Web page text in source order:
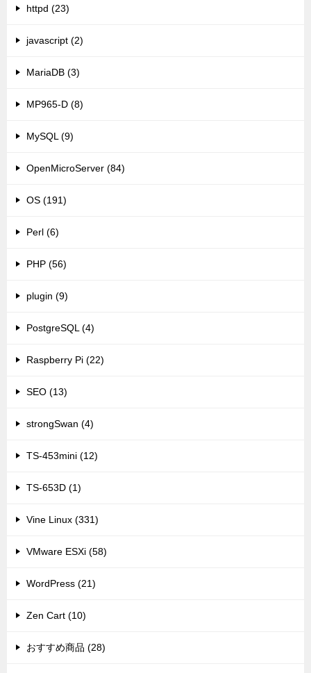
httpd (23)
javascript (2)
MariaDB (3)
MP965-D (8)
MySQL (9)
OpenMicroServer (84)
OS (191)
Perl (6)
PHP (56)
plugin (9)
PostgreSQL (4)
Raspberry Pi (22)
SEO (13)
strongSwan (4)
TS-453mini (12)
TS-653D (1)
Vine Linux (331)
VMware ESXi (58)
WordPress (21)
Zen Cart (10)
おすすめ商品 (28)